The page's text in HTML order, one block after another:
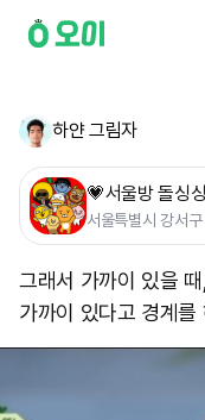
하얀 그림자
💗서울방 돌싱
서울특별시 강서구
그래서 가까이 있을
가까이 있다고 경계를